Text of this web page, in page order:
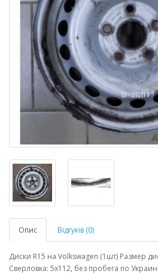
Опис Відгуків (0)
Диски R15 на Volkswagen (1шт) Размер
Сверловка: 5x112, без пробега по